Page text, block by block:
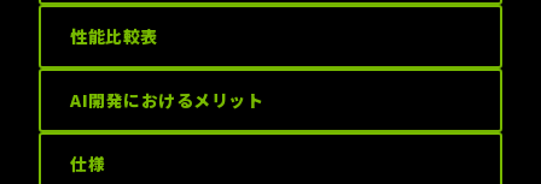
性能比較表
AI開発におけるメリット
仕様